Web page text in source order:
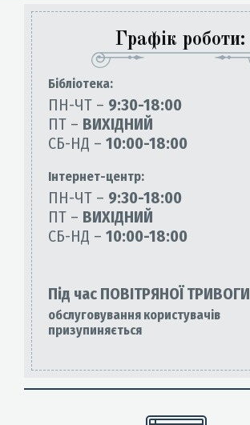
Графік роботи:
Бiблiотека:
ПН-ЧТ – 9:30-18:00
ПТ – ВИХІДНИЙ
СБ-НД – 10:00-18:00
Інтернет-центр:
ПН-ЧТ – 9:30-18:00
ПТ – ВИХІДНИЙ
СБ-НД – 10:00-18:00
Під час ПОВІТРЯНОЇ ТРИВОГИ
обслуговування користувачів
призупиняється